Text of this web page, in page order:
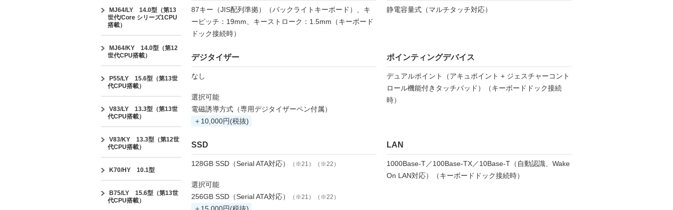
MJ64/LY 14.0型（第13
世代/Core シリーズ1CPU
搭載）
MJ64/KY 14.0型（第12
世代CPU搭載）
P55/LY 15.6型（第13世
代CPU搭載）
V83/LY 13.3型（第13世
代CPU搭載）
V83/KY 13.3型（第12世
代CPU搭載）
K70/HY 10.1型
B75/LY 15.6型（第13世
代CPU搭載）
87キー（JIS配列準拠）（バックライトキーボード）、キ
ーピッチ：19mm、キーストローク：1.5mm（キーボード
ドック接続時）
静電容量式（マルチタッチ対応）
デジタイザー
なし
選択可能
電磁誘導方式（専用デジタイザーペン付属）
＋10,000円(税抜)
ポインティングデバイス
デュアルポイント（アキュポイント + ジェスチャーコント
ロール機能付きタッチパッド）（キーボードドック接続
時）
SSD
128GB SSD（Serial ATA対応） （※21）（※22）
選択可能
256GB SSD（Serial ATA対応）
（※21）（※22）
LAN
1000Base-T／100Base-TX／10Base-T（自動認識、Wake
On LAN対応）（キーボードドック接続時）